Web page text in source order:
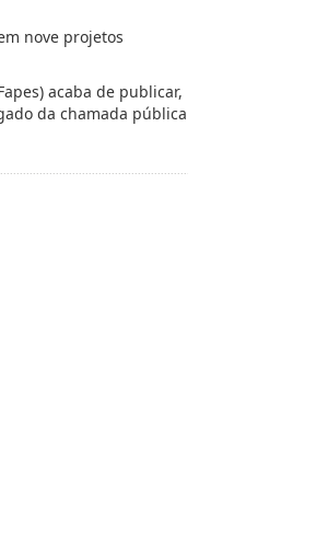
nove projetos
acaba de publicar,
da chamada pública